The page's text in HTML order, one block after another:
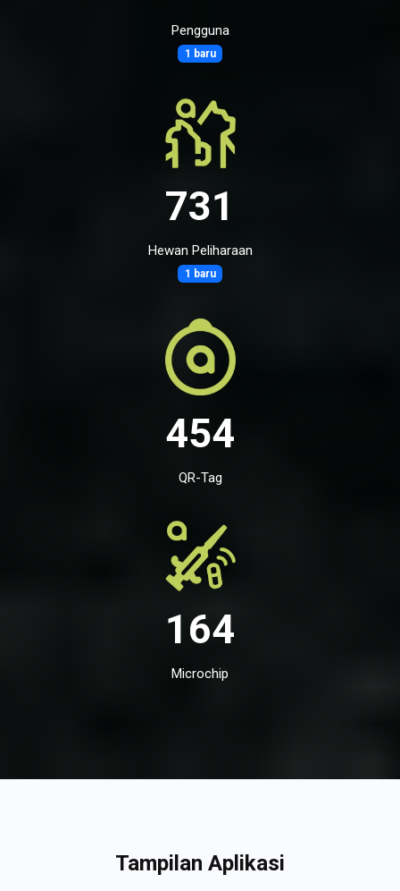
Pengguna
1 baru
731
Hewan Peliharaan
1 baru
454
QR-Tag
164
Microchip
Tampilan Aplikasi